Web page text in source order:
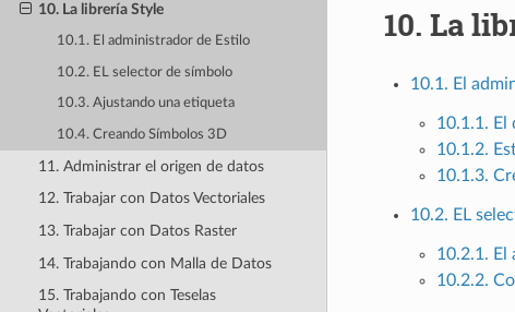
10. La librería Style
10.1. El administrador de Estilo
10.2. EL selector de símbolo
10.3. Ajustando una etiqueta
10.4. Creando Símbolos 3D
11. Administrar el origen de datos
12. Trabajar con Datos Vectoriales
13. Trabajar con Datos Raster
14. Trabajando con Malla de Datos
15. Trabajando con Teselas
10. La
10.1. El
10.1.1. El
10.1.2.
10.1.3.
10.2. EL
10.2.1. El
10.2.2.